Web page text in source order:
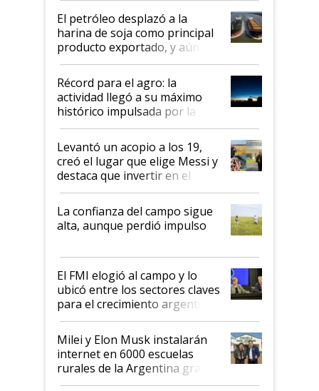
El petróleo desplazó a la
harina de soja como principal
producto exportado, y aún así
el agro aportó casi seis de cada
diez dólares y sostuvo el
liderazgo en un semestre
récord
Récord para el agro: la
actividad llegó a su máximo
histórico impulsada por la
cosecha y las exportaciones
Levantó un acopio a los 19,
creó el lugar que elige Messi y
destaca que invertir en el
kirchnerismo era como "darle
plata a un hijo para droga":
Juan Félix Rossetti, el libertario
que de una dura crisis salió
de Milei
La confianza del campo sigue
alta, aunque perdió impulso
El FMI elogió al campo y lo
ubicó entre los sectores claves
para el crecimiento argentino
Milei y Elon Musk instalarán
internet en 6000 escuelas
rurales de la Argentina gracias
a un acuerdo con Starlink